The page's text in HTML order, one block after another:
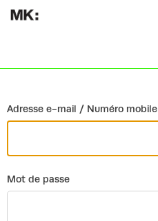
Adresse e-mail / Numéro mobile
Mot de passe